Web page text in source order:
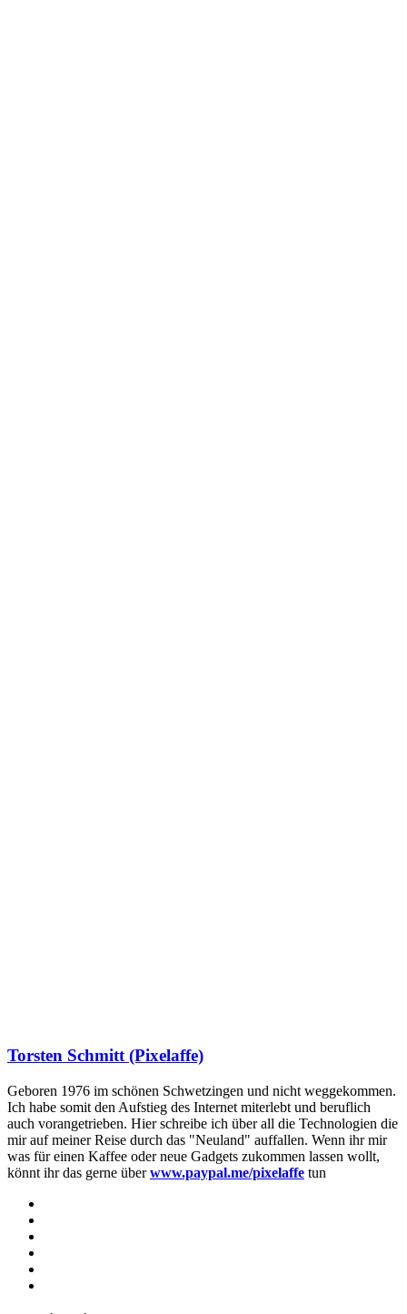
Torsten Schmitt (Pixelaffe)
Geboren 1976 im schönen Schwetzingen und nicht weggekommen.
Ich habe somit den Aufstieg des Internet miterlebt und beruflich
auch vorangetrieben. Hier schreibe ich über all die Technologien die
mir auf meiner Reise durch das "Neuland" auffallen. Wenn ihr mir
was für einen Kaffee oder neue Gadgets zukommen lassen wollt,
könnt ihr das gerne überwww.paypal.me/pixelaffe tun